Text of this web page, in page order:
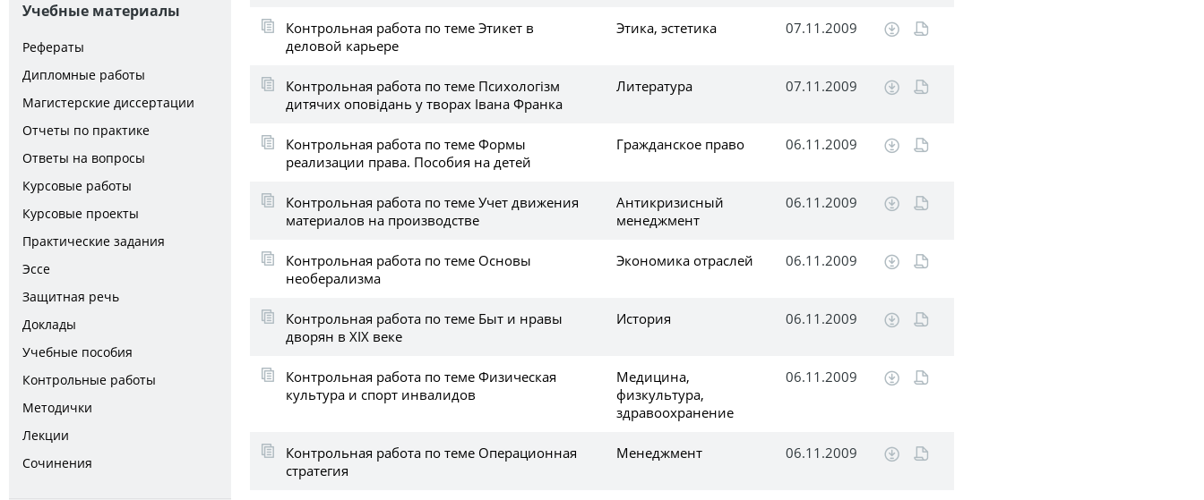
Учебные материалы
Рефераты
Дипломные работы
Магистерские диссертации
Отчеты по практике
Ответы на вопросы
Курсовые работы
Курсовые проекты
Практические задания
Эссе
Защитная речь
Доклады
Учебные пособия
Контрольные работы
Методички
Лекции
Сочинения
Контрольная работа по теме Этикет в
деловой карьере
Этика, эстетика 07.11.2009
Контрольная работа по теме Психологізм
дитячих оповідань у творах Івана Франка
Литература 07.11.2009
Контрольная работа по теме Формы
реализации права. Пособия на детей
Гражданское право 06.11.2009
Контрольная работа по теме Учет движения
материалов на производстве
Антикризисный
менеджмент
06.11.2009
Контрольная работа по теме Основы
необерализма
Экономика отраслей 06.11.2009
Контрольная работа по теме Быт и нравы
дворян в XIX веке
История 06.11.2009
Контрольная работа по теме Физическая
культура и спорт инвалидов
Медицина,
физкультура,
здравоохранение
06.11.2009
Контрольная работа по теме Операционная
стратегия
Менеджмент 06.11.2009